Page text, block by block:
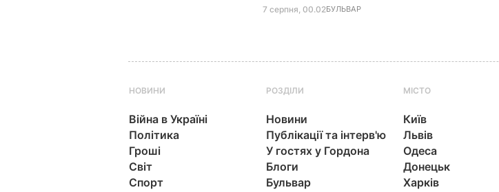
7 серпня, 00.02БУЛЬВАР
НОВИНИ
Війна в Україні
Політика
Гроші
Світ
Спорт
РОЗДІЛИ
Новини
Публікації та інтерв'ю
У гостях у Гордона
Блоги
Бульвар
МІСТО
Київ
Львів
Одеса
Донецьк
Харків